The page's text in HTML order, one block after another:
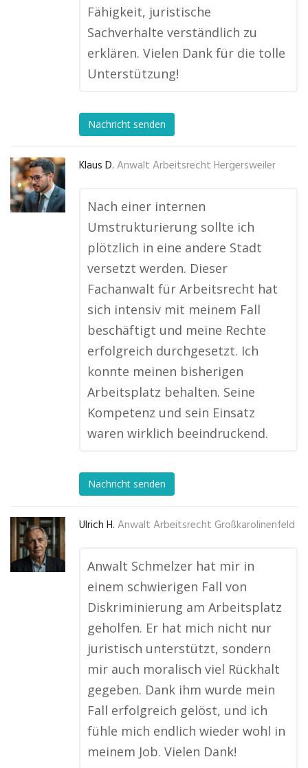
Fähigkeit, juristische
Sachverhalte verständlich zu
erklären. Vielen Dank für die tolle
Unterstützung!
Nachricht senden
Klaus D. Anwalt Arbeitsrecht Hergersweiler
Nach einer internen
Umstrukturierung sollte ich
plötzlich in eine andere Stadt
versetzt werden. Dieser
Fachanwalt für Arbeitsrecht hat
sich intensiv mit meinem Fall
beschäftigt und meine Rechte
erfolgreich durchgesetzt. Ich
konnte meinen bisherigen
Arbeitsplatz behalten. Seine
Kompetenz und sein Einsatz
waren wirklich beeindruckend.
Nachricht senden
Ulrich H. Anwalt Arbeitsrecht Großkarolinenfeld
Anwalt Schmelzer hat mir in
einem schwierigen Fall von
Diskriminierung am Arbeitsplatz
geholfen. Er hat mich nicht nur
juristisch unterstützt, sondern
mir auch moralisch viel Rückhalt
gegeben. Dank ihm wurde mein
Fall erfolgreich gelöst, und ich
fühle mich endlich wieder wohl in
meinem Job. Vielen Dank!